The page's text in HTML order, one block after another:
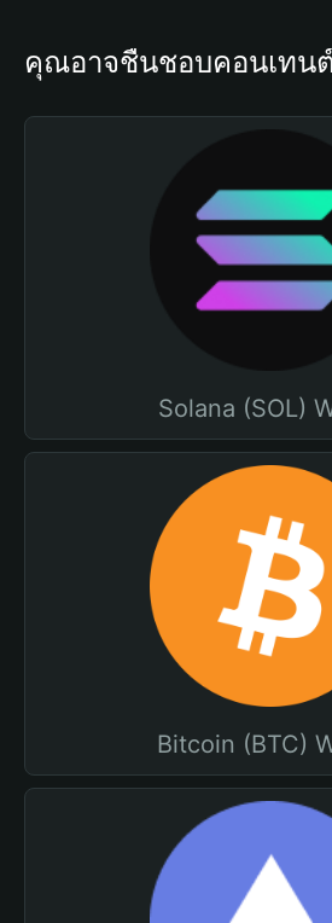
คุณอาจชื่นชอบคอนเทน
Solana (SOL)
Bitcoin (BTC)